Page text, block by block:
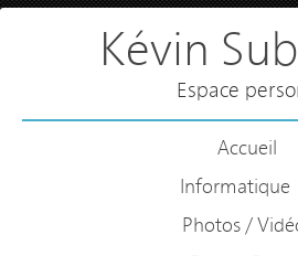
Kévin
Espace
Accueil
Informatique
Photos /